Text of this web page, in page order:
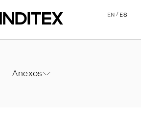
EN/ES
Anexos